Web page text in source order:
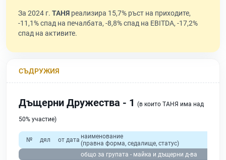
За 2024 г. ТАНЯ реализира 15,7% ръст на приходите,
-11,1% спад на печалбата, -8,8% спад на EBITDA, -17,2%
спад на активите.
СЪДРУЖИЯ
Дъщерни Дружества - 1 (в които ТАНЯ има над
50% участие)
№ дял от дата наименование
(правна форма, седалище, статус)
общо за групата - майка и дъщерни д-ва